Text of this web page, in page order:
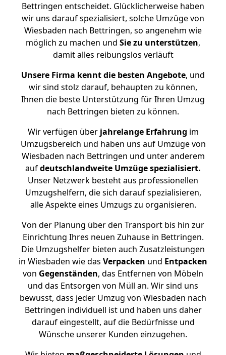
Bettringen entscheidet. Glücklicherweise haben
wir uns darauf spezialisiert, solche Umzüge von
Wiesbaden nach Bettringen, so angenehm wie
möglich zu machen und Sie zu unterstützen,
damit alles reibungslos verläuft
Unsere Firma kennt die besten Angebote, und
wir sind stolz darauf, behaupten zu können,
Ihnen die beste Unterstützung für Ihren Umzug
nach Bettringen bieten zu können.
Wir verfügen überjahrelange Erfahrung im
Umzugsbereich und haben uns auf Umzüge von
Wiesbaden nach Bettringen und unter anderem
aufdeutschlandweite Umzüge spezialisiert.
Unser Netzwerk besteht aus professionellen
Umzugshelfern, die sich darauf spezialisieren,
alle Aspekte eines Umzugs zu organisieren.
Von der Planung über den Transport bis hin zur
Einrichtung Ihres neuen Zuhause in Bettringen.
Die Umzugshelfer bieten auch Zusatzleistungen
in Wiesbaden wie das Verpacken und Entpacken
von Gegenständen, das Entfernen von Möbeln
und das Entsorgen von Müll an. Wir sind uns
bewusst, dass jeder Umzug von Wiesbaden nach
Bettringen individuell ist und haben uns daher
darauf eingestellt, auf die Bedürfnisse und
Wünsche unserer Kunden einzugehen.